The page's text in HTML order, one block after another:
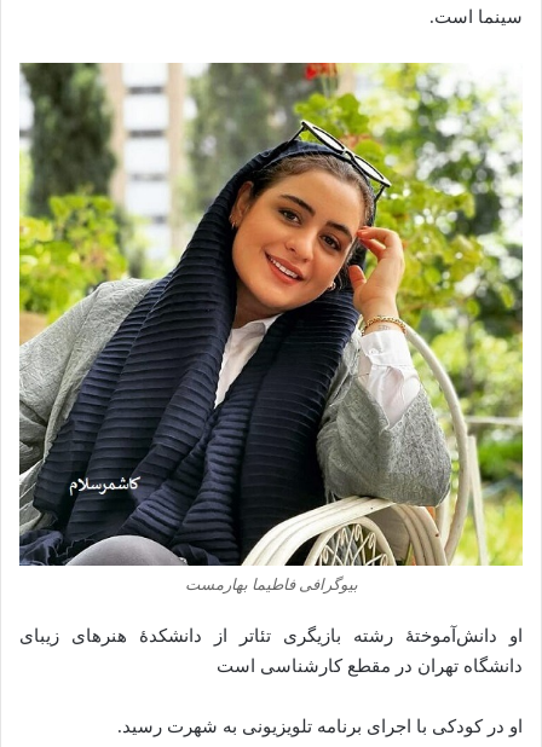
سینما است.
بیوگرافی فاطیما بهارمست
او دانش‌آموختهٔ رشته بازیگری تئاتر از دانشکدهٔ هنرهای زیبای
دانشگاه تهران در مقطع کارشناسی است
او‌ در کودکی با اجرای برنامه تلویزیونی به شهرت رسید.